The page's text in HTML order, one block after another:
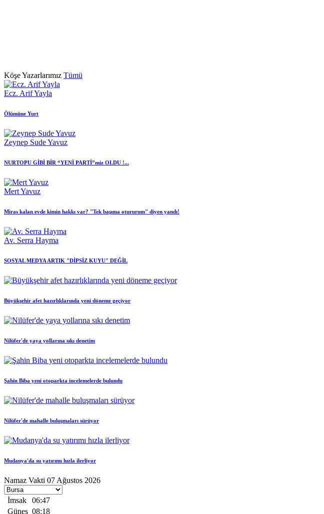
Köşe Yazarlarımız Tümü
Ecz. Arif Yayla
Ölümüne Yurt
Zeynep Sude Yavuz
NURTOPU GİBİ BİR “YENİ PARTİ”miz OLDU !...
Mert Yavuz
Miras kalan evde kimin hakkı var? "Tek başıma otururum" diyen yandı!
Av. Serra Hayma
SOSYAL MEDYA ARTIK "DİPSİZ KUYU" DEĞİL
Büyükşehir afet hazırlıklarında yeni döneme geçiyor
Nilüfer'de yaya yollarına sıkı denetim
Şahin Biba yeni otoparkta incelemelerde bulundu
Nilüfer'de mahalle buluşmaları sürüyor
Mudanya'da su yatırımı hızla ilerliyor
Namaz Vakti 07 Ağustos 2026
İmsak
06:47
Güneş 08:18